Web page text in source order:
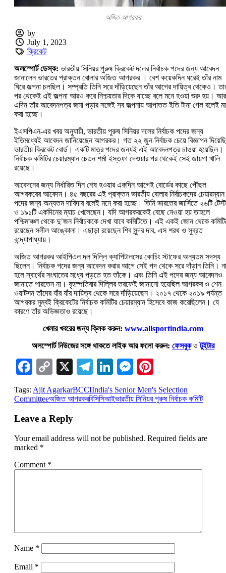
অজিত আগরকর
by
July 1, 2023
ক্রিকেট
অলস্পোর্ট ডেস্ক: ভারতীয় সিনিয়র পুরুষ ক্রিকেট দলের নির্বাচক পদের জন্য আবেদন
জানালেন ভারতের প্রাক্তন বোলার অজিত আগরকর । বেশ কয়েকদিন ধরেই তাঁর নাম
ঘিরে জল্পনা চলছিল। সম্প্রতি তিনি সরে দাঁড়িয়েছেন তাঁর আগের দায়িত্ব থেকেও।
পর থেকেই এই জল্পনা আরও করে নিশ্চয়তার দিকে যাচ্ছে বলে মনে হওয়া শুরু হয়। আর
এদিন তাঁর আবেদনপত্র জমা পড়ার সঙ্গেই সব জল্পনায় আপাতত ইতি টানা গেল বলেই
করা হচ্ছে।
ইএসপিএন-এর খবর অনুযায়ী, ভারতীয় পুরুষ সিনিয়র দলের নির্বাচক পদের জন্য
ইতিমধ্যেই আবেদন জানিয়েছেন আগরকর। গত ২২ জুন নির্বাচক চেয়ে বিজ্ঞাপন
ভারতীয় ক্রিকেট বোর্ড। একটি মাত্র পদের জন্যই এই আবেদনপত্র চাওয়া হয়েছিল।
নির্বাচক কমিটির চেয়ারম্যান চেতন শর্মা ইস্তফা দেওয়ার পর থেকেই সেই জায়গা খালি
রয়েছে।
আবেদনের জন্য নির্ধারিত দিন শেষ হওয়ার একদিন আগেই বোর্ডের কাছে পৌঁছল
আগরকরের আবেদন। ৪৫ বছরের এই প্রাক্তন ভারতীয় বোলার নির্বাচকদের চেয়ারম্যান
পদের জন্য অন্যতম দাবিদার বলেই মনে করা হচ্ছে। তিনি ভারতের জার্সিতে ২৬টি টেস্ট
ও ১৯১টি একদিনের ম্যাচ খেলেছেন। যদি আগরকরকেই বেছে নেওয়া হয় তাহলে
পশ্চিমাঞ্চল থেকে দু’জন নির্বাচককে দেখা যাবে কমিটিতে। এই একই জোন থেকে
রয়েছেন সলীল আঙ্কোলা। এছাড়া রয়েছেন শিব সুন্দর দাব, এস শরথ ও সুব্রত
বন্দ্যোপাধ্যায়।
অজিত আগরকর আইপিএল দল দিল্লি ক্যাপিটালসের কোচিং স্টাফের অন্যতম সদস্য
ছিলেন। নির্বাচক পদের জন্য আবেদন করার আগে সেই ‌পদ থেকে সরে দাঁড়ান তিনি। না
হলে স্বার্থের সংঘাতের মধ্যে পড়তে হত তাঁকে। এবং তিনি এই পদের জন্য আবেদনও
জানাতে পারতেন না। বৃহস্পতিবার দিল্লির তরফেই জানানো হয়েছিল আগরকর ও শেন
ওয়াটসন তাঁদের যাঁর যাঁর দায়িত্ব থেকে সরে দাঁড়িয়েছেন। ২০১৭ থেকে ২০১৯ পর্যন্ত
আগরকর মুম্বই ক্রিকেটের নির্বাচক কমিটির চেয়ারম্যা‌ন হিসেবে কাজ করেছিলেন। যে
কারণে তাঁর অভিজ্ঞতাও রয়েছে।
খেলার খবরের জন্য ক্লিক করুন: www.allsportindia.com
অলস্পোর্ট নিউজের সঙ্গে থাকতে লাইক আর ফলো করুন: ফেসবুকওটুইটার
Facebook
Copy
Link
X Telegram
LinkedIn
Messenger
Tags: Ajit AgarkarBCCIIndia's Senior Men's Selection
Committeeঅজিত আগরকরবিসিসিআইভারতীয় সিনিয়র পুরুষ নির্বাচক কমিটি
Leave a Reply
Your email address will not be published. Required fields are
marked *
Comment *
Name *
Email *